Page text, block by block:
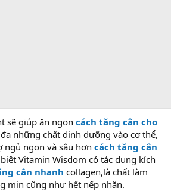
sẽ giúp ăn ngon cách tăng cân cho
những chất dinh dưỡng vào cơ thể,
ngon và sâu hơn cách tăng cân
Vitamin Wisdom có tác dụng kích
cân nhanh collagen,là chất làm
mịn cũng như hết nếp nhăn.